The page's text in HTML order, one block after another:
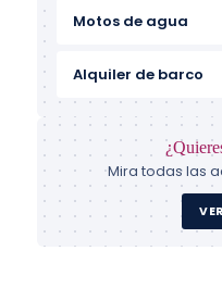
Motos de agua
Alquiler de barco
Mira todas las